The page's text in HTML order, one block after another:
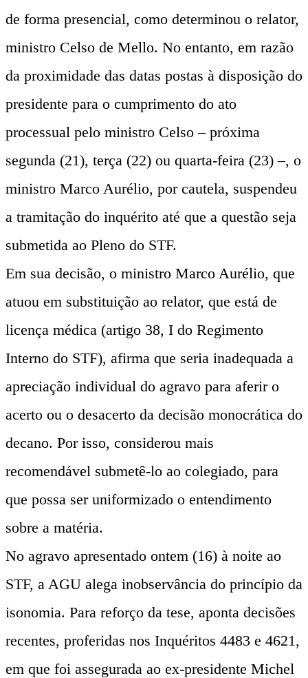
de forma presencial, como determinou o relator,
ministro Celso de Mello. No entanto, em razão
da proximidade das datas postas à disposição do
presidente para o cumprimento do ato
processual pelo ministro Celso – próxima
segunda (21), terça (22) ou quarta-feira (23) –, o
ministro Marco Aurélio, por cautela, suspendeu
a tramitação do inquérito até que a questão seja
submetida ao Pleno do STF.
Em sua decisão, o ministro Marco Aurélio, que
atuou em substituição ao relator, que está de
licença médica (artigo 38, I do Regimento
Interno do STF), afirma que seria inadequada a
apreciação individual do agravo para aferir o
acerto ou o desacerto da decisão monocrática do
decano. Por isso, considerou mais
recomendável submetê-lo ao colegiado, para
que possa ser uniformizado o entendimento
sobre a matéria.
No agravo apresentado ontem (16) à noite ao
STF, a AGU alega inobservância do princípio da
isonomia. Para reforço da tese, aponta decisões
recentes, proferidas nos Inquéritos 4483 e 4621,
em que foi assegurada ao ex-presidente Michel